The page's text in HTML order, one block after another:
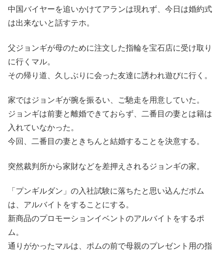
中国バイヤーを追いかけてアランは現れず、今日は婚約式
は出来ないと話すテホ。
父ジョンギが母のために注文した指輪を宝石店に受け取り
に行くマル。
その帰り道、久しぶりに会った友達に誘われ遊びに行く。
家ではジョンギが腕を振るい、ご馳走を用意していた。
ジョンギは前妻と離婚できておらず、二番目の妻とは籍は
入れていなかった。
今回、二番目の妻ときちんと結婚することを決意する。
突然裁判所から家財などを差押えされるジョンギの家。
「プンギルダン」の入社試験に落ちたと思い込んだポム
は、アルバイトをすることにする。
新商品のプロモーションイベントのアルバイトをするポ
ム。
通りがかったマルは、ポムの前で母親のプレゼント用の指